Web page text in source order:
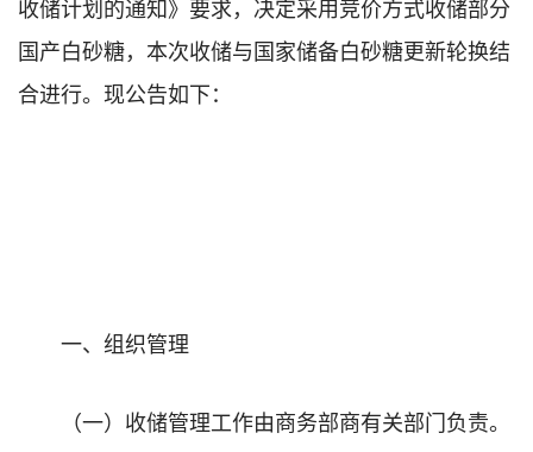
收储计划的通知》要求，决定采用竞价方式收储部分
国产白砂糖，本次收储与国家储备白砂糖更新轮换结
合进行。现公告如下：
一、组织管理
（一）收储管理工作由商务部商有关部门负责。